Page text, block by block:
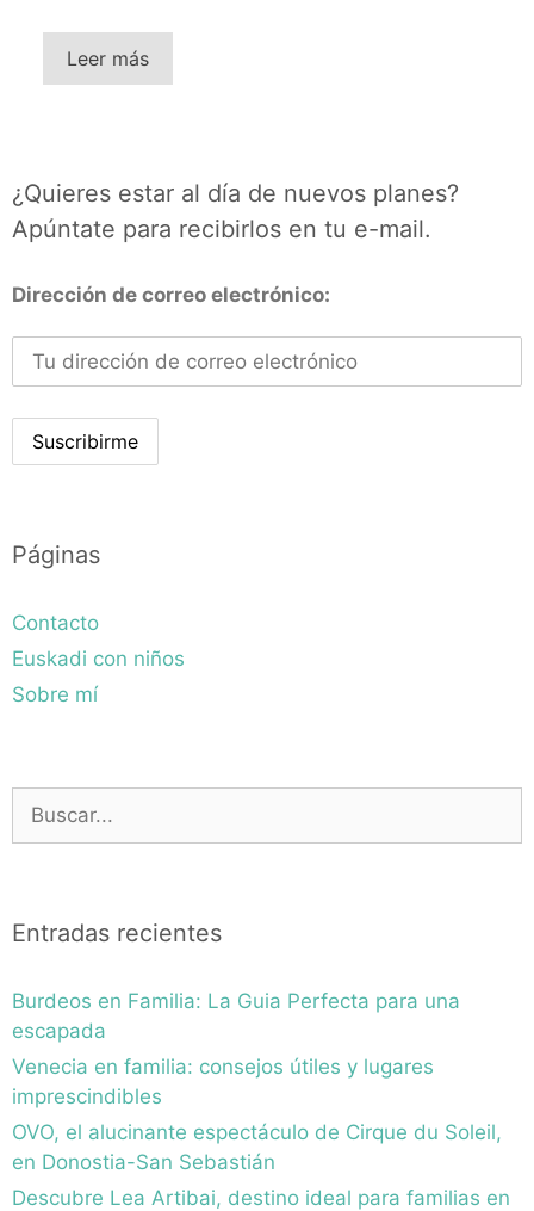
Leer más
¿Quieres estar al día de nuevos planes?
Apúntate para recibirlos en tu e-mail.
Dirección de correo electrónico:
Páginas
Contacto
Euskadi con niños
Sobre mí
Entradas recientes
Burdeos en Familia: La Guia Perfecta para una
escapada
Venecia en familia: consejos útiles y lugares
imprescindibles
OVO, el alucinante espectáculo de Cirque du Soleil,
en Donostia-San Sebastián
Descubre Lea Artibai, destino ideal para familias en